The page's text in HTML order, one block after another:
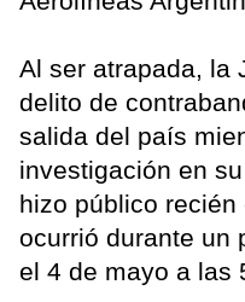
Al ser atrapada, la
delito de
salida del país
investigación en
hizo público
ocurrió durante un
el 4 de mayo a las